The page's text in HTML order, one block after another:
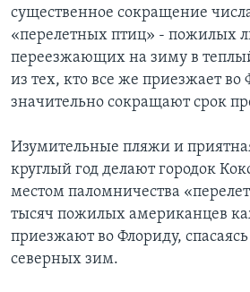
АМЕРИКА. БОЛЬШОЕ
ПОДПИСКА НА НОВОСТИ
Learning English
СОЦИАЛЬНЫЕ СЕТИ
Языки
существенное сокращение
«перелетных птиц» - пожилых
переезжающих на зиму в
из тех, кто все же приезжает во
значительно сокращают срок
Изумительные пляжи и
круглый год делают городок
местом паломничества
тысяч пожилых американцев
приезжают во Флориду,
северных зим.